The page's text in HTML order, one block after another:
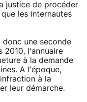
justice de procéder
les internautes
donc une seconde
2010, l'annuaire
à la demande
A l'époque,
à la
leur démarche.